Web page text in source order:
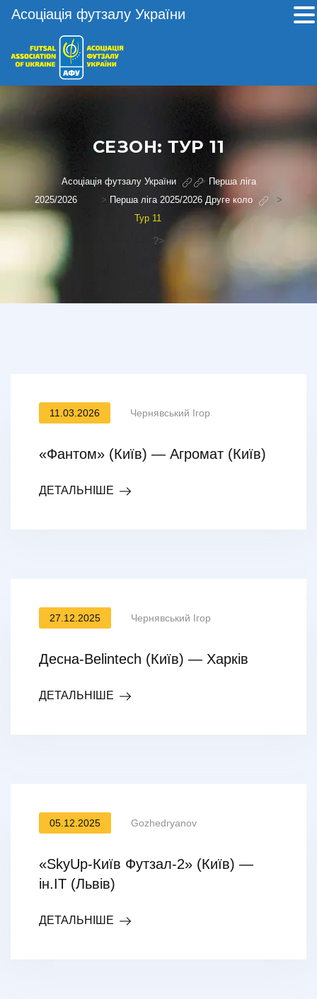
СЕЗОН:ТУР 11
Асоціація футзалу України > Перша ліга
2025/2026
> Перша ліга 2025/2026 Друге коло
>
Тур 11
?>
11.03.2026 Чернявський Ігор
«Фантом» (Київ) — Агромат (Київ)
ДЕТАЛЬНІШЕ
27.12.2025 Чернявський Ігор
Десна-Belintech (Київ) — Харків
ДЕТАЛЬНІШЕ
05.12.2025 Gozhedryanov
«SkyUp-Київ Футзал-2» (Київ) —
ін.ІТ (Львів)
ДЕТАЛЬНІШЕ
Асоціація футзалу України